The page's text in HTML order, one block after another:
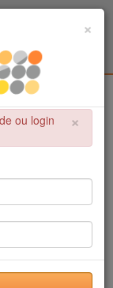
×
login não
×
×
ou login